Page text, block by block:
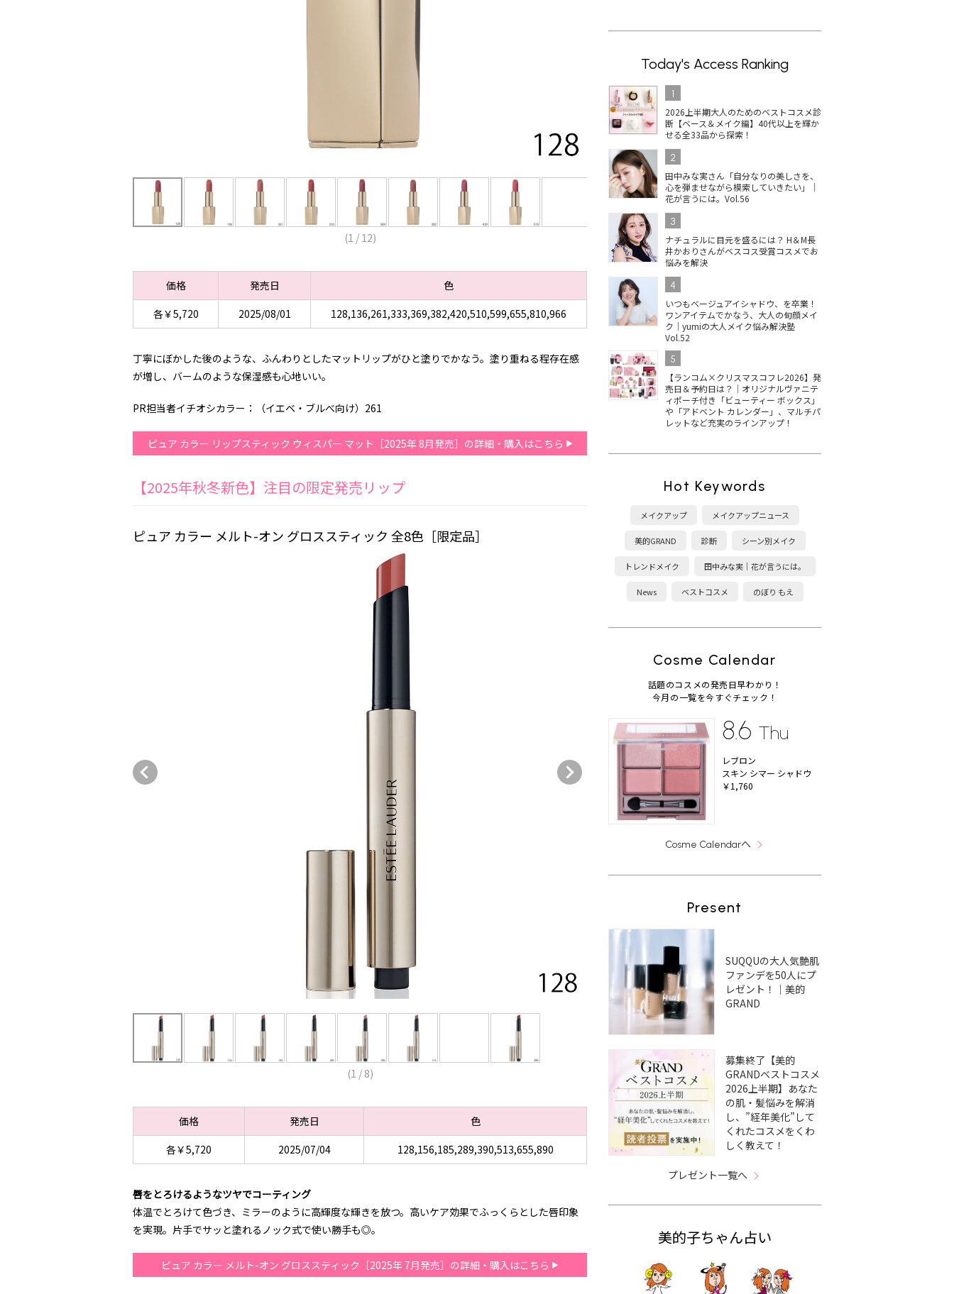
(1 / 12)
価格 発売日
色
各￥5,720
2025/08/01 128,136,261,333,369,382,420,510,599,655,810,966
丁寧にぼかした後のような、ふんわりとしたマットリップがひと塗りでかなう。塗り重ねる程存在感
が増し、バームのような保湿感も心地いい。
PR担当者イチオシカラー：（イエベ・ブルべ向け）261
ピュア カラー リップスティック ウィスパー マット［2025年 8月発売］の詳細・購入はこちら
【2025年秋冬新色】注目の限定発売リップ
ピュア カラー メルト-オン グロススティック 全8色［限定品］
(1 / 8)
価格 発売日
色
各￥5,720
2025/07/04 128,156,185,289,390,513,655,890
唇をとろけるようなツヤでコーティング
体温でとろけて色づき、ミラーのように高輝度な輝きを放つ。高いケア効果でふっくらとした唇印象
を実現。片手でサッと塗れるノック式で使い勝手も◎。
ピュア カラー メルト-オン グロススティック［2025年 7月発売］の詳細・購入はこちら
Today's Access Ranking
1
2026上半期大人のためのベストコスメ診
断【ベース＆メイク編】40代以上を輝か
せる全33品から探索！
2
田中みな実さん「自分なりの美しさを、
心を弾ませながら模索していきたい」｜
花が言うには。Vol.56
3
ナチュラルに目元を盛るには？ H＆M長
井かおりさんがベスコス受賞コスメでお
悩みを解決
4
いつもベージュアイシャドウ、を卒業！
ワンアイテムでかなう、大人の旬顔メイ
ク｜yumiの大人メイク悩み解決塾
Vol.52
5
【ランコム×クリスマスコフレ2026】発
売日＆予約日は？｜オリジナルヴァニテ
ィポーチ付き「ビューティー ボックス」
や「アドベント カレンダー」、マルチパ
レットなど充実のラインアップ！
Hot Keywords
メイクアップ メイクアップニュース
美的GRAND 診断 シーン別メイク
トレンドメイク 田中みな実｜花が言うには。
News ベストコスメ のぼり もえ
Cosme Calendar
話題のコスメの発売日早わかり！
今月の一覧を今すぐチェック！
8.6 Thu
レブロン
スキン シマー シャドウ
￥1,760
Cosme Calendarへ
Present
SUQQUの大人気艶肌
ファンデを50人にプ
レゼント！｜美的
GRAND
募集終了【美的
GRANDベストコスメ
2026上半期】あなた
の肌・髪悩みを解消
し、”経年美化”して
くれたコスメをくわ
しく教えて！
プレゼント一覧へ
美的子ちゃん占い